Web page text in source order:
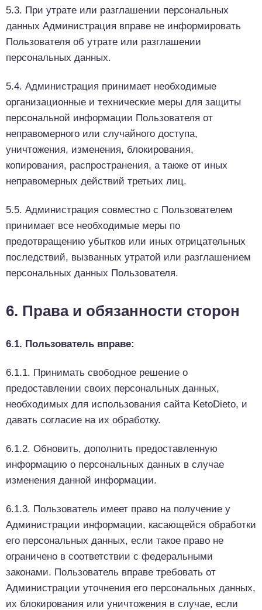
5.3. При утрате или разглашении персональных
данных Администрация вправе не информировать
Пользователя об утрате или разглашении
персональных данных.
5.4. Администрация принимает необходимые
организационные и технические меры для защиты
персональной информации Пользователя от
неправомерного или случайного доступа,
уничтожения, изменения, блокирования,
копирования, распространения, а также от иных
неправомерных действий третьих лиц.
5.5. Администрация совместно с Пользователем
принимает все необходимые меры по
предотвращению убытков или иных отрицательных
последствий, вызванных утратой или разглашением
персональных данных Пользователя.
6. Права и обязанности сторон
6.1. Пользователь вправе:
6.1.1. Принимать свободное решение о
предоставлении своих персональных данных,
необходимых для использования сайта KetoDieto, и
давать согласие на их обработку.
6.1.2. Обновить, дополнить предоставленную
информацию о персональных данных в случае
изменения данной информации.
6.1.3. Пользователь имеет право на получение у
Администрации информации, касающейся обработки
его персональных данных, если такое право не
ограничено в соответствии с федеральными
законами. Пользователь вправе требовать от
Администрации уточнения его персональных данных,
их блокирования или уничтожения в случае, если